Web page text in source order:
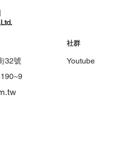
32號
社群
Youtube